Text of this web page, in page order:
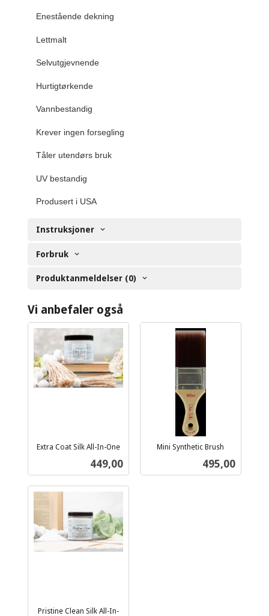
Enestående dekning
Lettmalt
Selvutgjevnende
Hurtigtørkende
Vannbestandig
Krever ingen forsegling
Tåler utendørs bruk
UV bestandig
Produsert i USA
Instruksjoner
Forbruk
Produktanmeldelser (0)
Vi anbefaler også
Extra Coat Silk All-In-One
Pris
449,00
Mini Synthetic Brush
Pris
495,00
Pristine Clean Silk All-In-